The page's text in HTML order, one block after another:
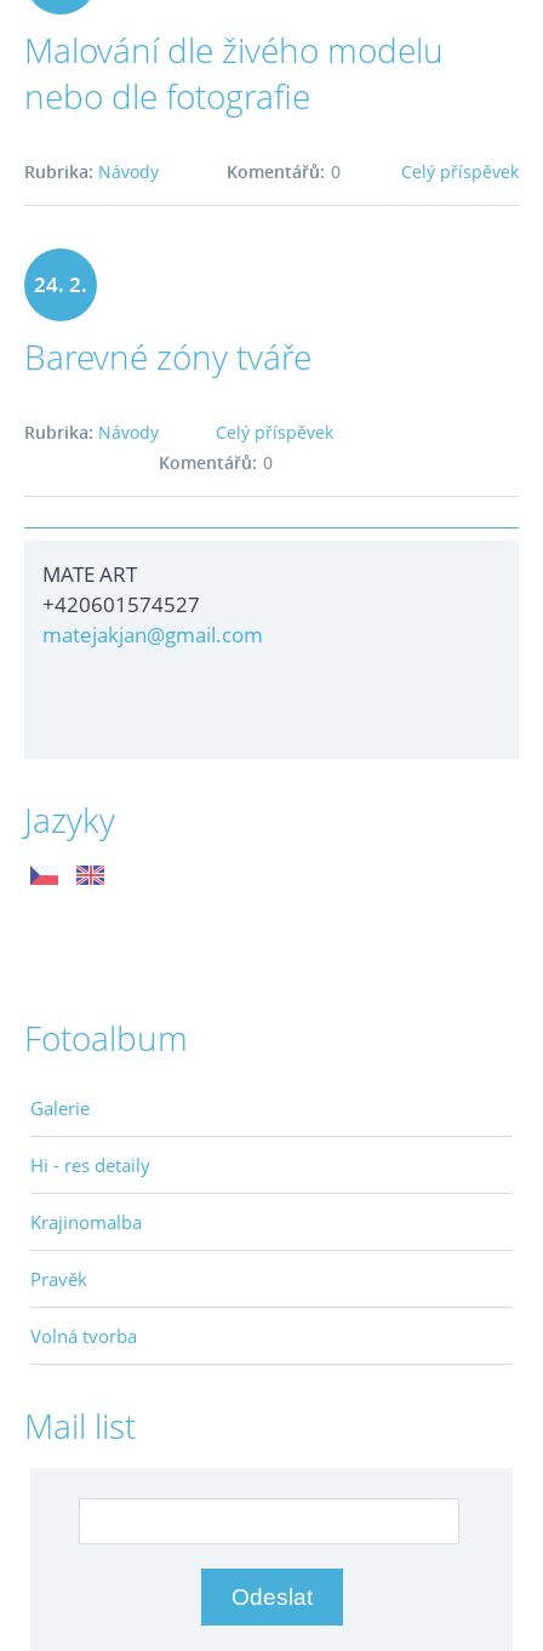
2016
Malování dle živého modelu
nebo dle fotografie
Celý příspěvek
Rubrika: Návody 0
Komentářů:
24. 2.
2016
Barevné zóny tváře
Celý příspěvek
Rubrika: Návody
0
Komentářů:
MATE ART
+420601574527
matejakjan@gmail.com
Jazyky
Fotoalbum
Galerie
Hi - res detaily
Krajinomalba
Pravěk
Volná tvorba
Mail list